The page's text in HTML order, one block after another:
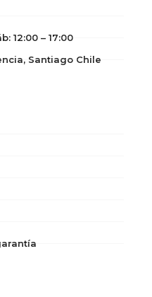
12:00 – 17:00
Santiago Chile